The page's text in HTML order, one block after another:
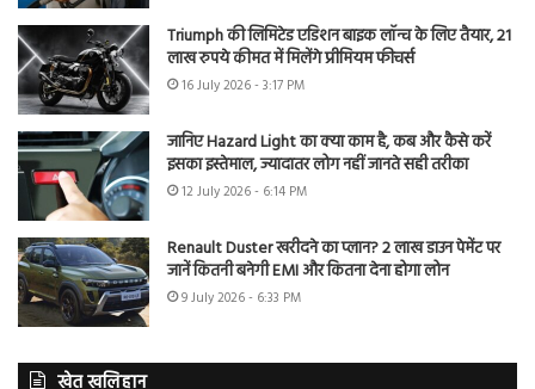
Triumph की लिमिटेड एडिशन बाइक लॉन्च के लिए तैयार, 21
लाख रुपये कीमत में मिलेंगे प्रीमियम फीचर्स
16 July 2026 - 3:17 PM
जानिए Hazard Light का क्या काम है, कब और कैसे करें
इसका इस्तेमाल, ज्यादातर लोग नहीं जानते सही तरीका
12 July 2026 - 6:14 PM
Renault Duster खरीदने का प्लान? 2 लाख डाउन पेमेंट पर
जानें कितनी बनेगी EMI और कितना देना होगा लोन
9 July 2026 - 6:33 PM
खेत खलिहान